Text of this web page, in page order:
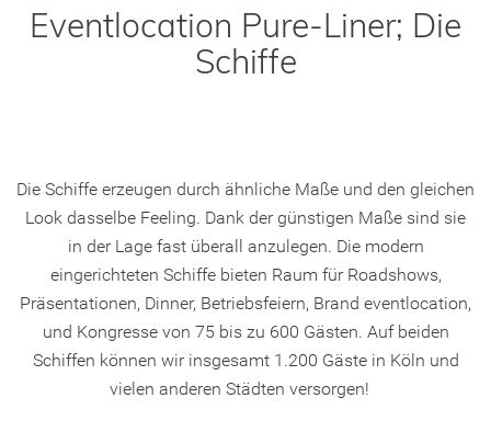
Eventlocation Pure-Liner; Die
Schiffe
Die Schiffe erzeugen durch ähnliche Maße und den gleichen
Look dasselbe Feeling. Dank der günstigen Maße sind sie
in der Lage fast überall anzulegen. Die modern
eingerichteten Schiffe bieten Raum für Roadshows,
Präsentationen, Dinner, Betriebsfeiern, Brand eventlocation,
und Kongresse von 75 bis zu 600 Gästen. Auf beiden
Schiffen können wir insgesamt 1.200 Gäste in Köln und
vielen anderen Städten versorgen!